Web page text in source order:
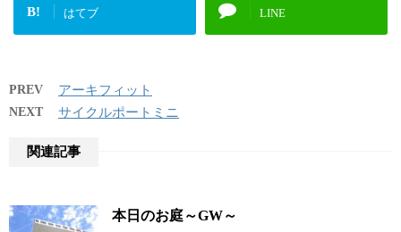
B! はてブ LINE
PREV アーキフィット
NEXT サイクルポートミニ
関連記事
本日のお庭～GW～